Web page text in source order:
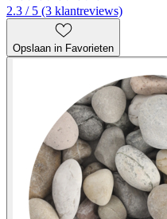
2.3 / 5 (3 klantreviews)
Opslaan in Favorieten